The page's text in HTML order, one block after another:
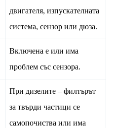
двигателя, изпускателната
система, сензор или дюза.
Включена е или има
проблем със сензора.
При дизелите – филтърът
за твърди частици се
самопочиства или има